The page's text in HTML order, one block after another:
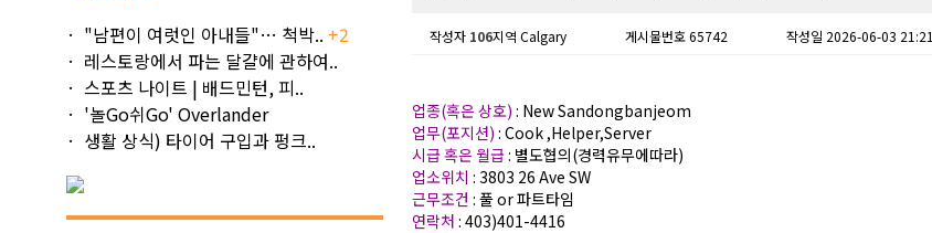
"남편이 여럿인 아내들"… 척박.. +2
레스토랑에서 파는 달걀에 관하여..
스포츠 나이트 | 배드민턴, 피..
'놀Go쉬Go' Overlander
생활 상식) 타이어 구입과 펑크..
작성자 106지역 Calgary 게시물번호 65742 작성일 2026-06-03 21:21
업종(혹은 상호) : New Sandongbanjeom
업무(포지션) : Cook ,Helper,Server
시급 혹은 월급: 별도협의(경력유무에따라)
업소위치 : 3803 26 Ave SW
근무조건 : 풀 or 파트타임
연락처 : 403)401-4416